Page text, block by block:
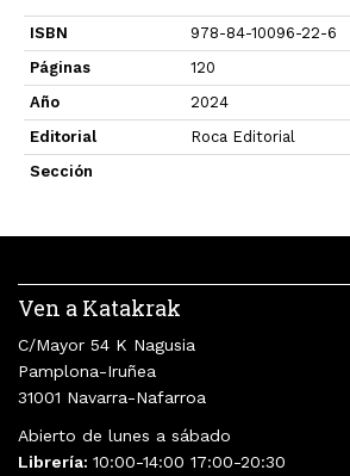
ISBN
978-84-10096-22-6
Páginas
120
Año
2024
Editorial
Roca Editorial
Sección
Ven a Katakrak
C/Mayor 54 K Nagusia
Pamplona-Iruñea
31001 Navarra-Nafarroa
Abierto de lunes a sábado
Librería: 10:00-14:00 17:00-20:30